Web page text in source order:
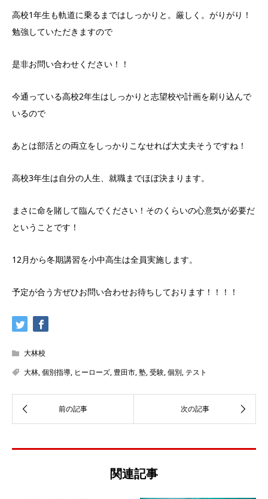
高校1年生も軌道に乗るまではしっかりと。厳しく。がりがり！
勉強していただきますので
是非お問い合わせください！！
今通っている高校2年生はしっかりと志望校や計画を刷り込んで
いるので
あとは部活との両立をしっかりこなせれば大丈夫そうですね！
高校3年生は自分の人生、就職までほぼ決まります。
まさに命を賭して臨んでください！そのくらいの心意気が必要だ
ということです！
12月から冬期講習を小中高生は全員実施します。
予定が合う方ぜひお問い合わせお待ちしております！！！！
大林校
大林,個別指導, ヒーローズ, 豊田市,塾,受験,個別,テスト
関連記事